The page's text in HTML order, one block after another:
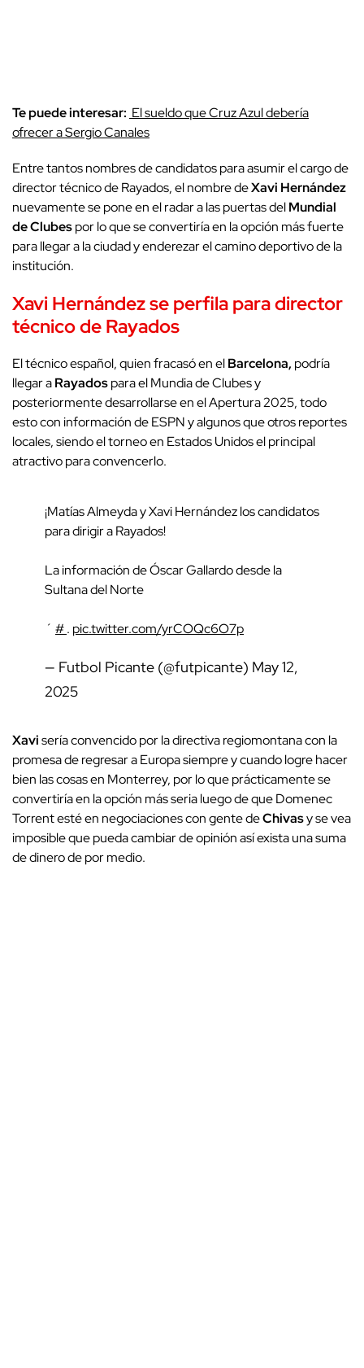
Te puede interesar: El sueldo que Cruz Azul debería
ofrecer a Sergio Canales
Entre tantos nombres de candidatos para asumir el cargo de
director técnico de Rayados, el nombre deXavi Hernández
nuevamente se pone en el radar a las puertas delMundial
de Clubespor lo que se convertiría en la opción más fuerte
para llegar a la ciudad y enderezar el camino deportivo de la
institución.
Xavi Hernández se perfila para director
técnico de Rayados
El técnico español, quien fracasó en elBarcelona, podría
llegar aRayadospara el Mundia de Clubes y
posteriormente desarrollarse en el Apertura 2025, todo
esto con información de ESPN y algunos que otros reportes
locales, siendo el torneo en Estados Unidos el principal
atractivo para convencerlo.
¡Matías Almeyda y Xavi Hernández los candidatos
para dirigir a Rayados!
La información de Óscar Gallardo desde la
Sultana del Norte
´ #. pic.twitter.com/yrCOQc6O7p
— Futbol Picante (@futpicante) May 12,
2025
Xavisería convencido por la directiva regiomontana con la
promesa de regresar a Europa siempre y cuando logre hacer
bien las cosas en Monterrey, por lo que prácticamente se
convertiría en la opción más seria luego de que Domenec
Torrent esté en negociaciones con gente deChivasy se vea
imposible que pueda cambiar de opinión así exista una suma
de dinero de por medio.